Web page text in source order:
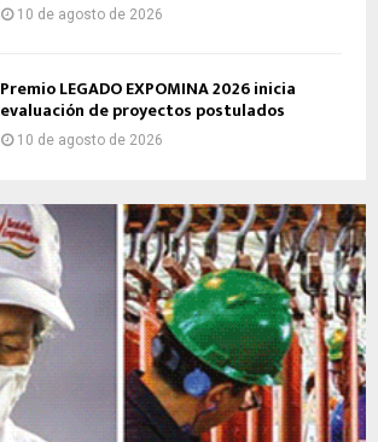
10 de agosto de 2026
Premio LEGADO EXPOMINA 2026 inicia
evaluación de proyectos postulados
10 de agosto de 2026